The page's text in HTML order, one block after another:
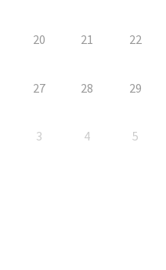
20 21 22
27 28 29
3 4 5